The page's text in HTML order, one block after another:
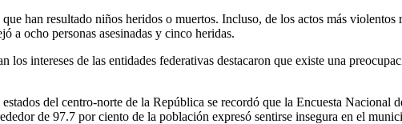
han resultado niños heridos o muertos. Incluso, de los actos más
a ocho personas asesinadas y cinco heridas.
los intereses de las entidades federativas destacaron que existe una
del centro-norte de la República se recordó que la Encuesta
de 97.7 por ciento de la población expresó sentirse insegura en el